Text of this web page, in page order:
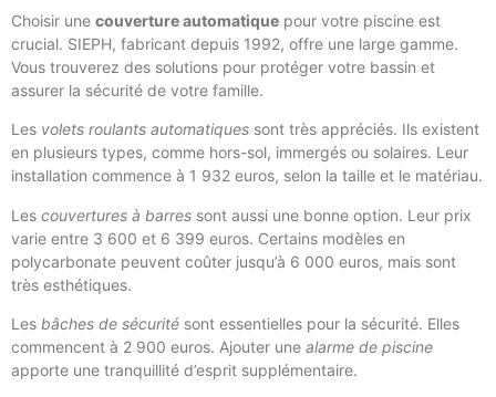
Choisir une couverture automatique pour votre piscine est
crucial. SIEPH, fabricant depuis 1992, offre une large gamme.
Vous trouverez des solutions pour protéger votre bassin et
assurer la sécurité de votre famille.
Les volets roulants automatiques sont très appréciés. Ils existent
en plusieurs types, comme hors-sol, immergés ou solaires. Leur
installation commence à 1 932 euros, selon la taille et le matériau.
Les couvertures à barres sont aussi une bonne option. Leur prix
varie entre 3 600 et 6 399 euros. Certains modèles en
polycarbonate peuvent coûter jusqu’à 6 000 euros, mais sont
très esthétiques.
Les bâches de sécurité sont essentielles pour la sécurité. Elles
commencent à 2 900 euros. Ajouter une alarme de piscine
apporte une tranquillité d’esprit supplémentaire.